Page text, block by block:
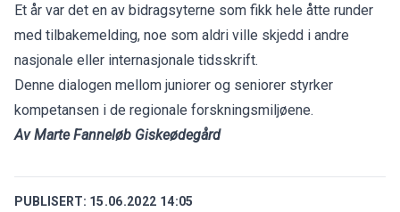
Et år var det en av bidragsyterne som fikk hele åtte runder
med tilbakemelding, noe som aldri ville skjedd i andre
nasjonale eller internasjonale tidsskrift.
Denne dialogen mellom juniorer og seniorer styrker
kompetansen i de regionale forskningsmiljøene.
Av Marte Fanneløb Giskeødegård
PUBLISERT: 15.06.2022 14:05